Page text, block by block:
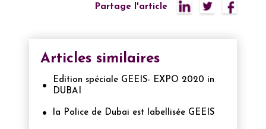
Partage l'article
Articles similaires
Edition spéciale GEEIS- EXPO 2020 in
DUBAI
la Police de Dubai est labellisée GEEIS